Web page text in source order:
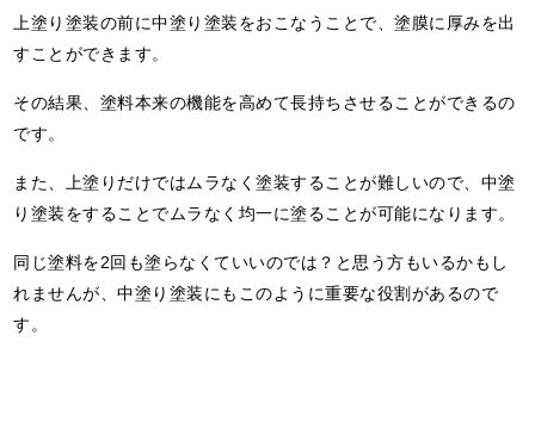
上塗り塗装の前に中塗り塗装をおこなうことで、塗膜に厚みを出
すことができます。
その結果、塗料本来の機能を高めて長持ちさせることができるの
です。
また、上塗りだけではムラなく塗装することが難しいので、中塗
り塗装をすることでムラなく均一に塗ることが可能になります。
同じ塗料を2回も塗らなくていいのでは？と思う方もいるかもし
れませんが、中塗り塗装にもこのように重要な役割があるので
す。